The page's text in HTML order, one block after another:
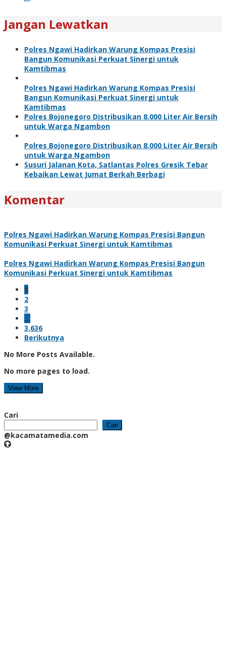
Jangan Lewatkan
Polres Ngawi Hadirkan Warung Kompas Presisi
Bangun Komunikasi Perkuat Sinergi untuk
Kamtibmas
Polres Ngawi Hadirkan Warung Kompas Presisi
Bangun Komunikasi Perkuat Sinergi untuk
Kamtibmas
Polres Bojonegoro Distribusikan 8.000 Liter Air Bersih
untuk Warga Ngambon
Polres Bojonegoro Distribusikan 8.000 Liter Air Bersih
untuk Warga Ngambon
Susuri Jalanan Kota, Satlantas Polres Gresik Tebar
Kebaikan Lewat Jumat Berkah Berbagi
Komentar
Polres Ngawi Hadirkan Warung Kompas Presisi Bangun
Komunikasi Perkuat Sinergi untuk Kamtibmas
Polres Ngawi Hadirkan Warung Kompas Presisi Bangun
Komunikasi Perkuat Sinergi untuk Kamtibmas
1
2
3
…
3,636
Berikutnya
No More Posts Available.
No more pages to load.
View More
Cari
Cari
@kacamatamedia.com